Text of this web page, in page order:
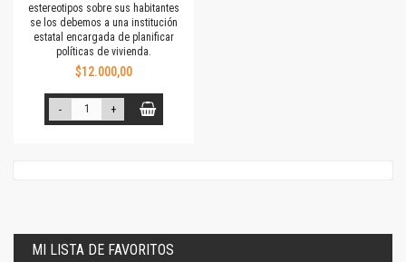
estereotipos sobre sus habitantes
se los debemos a una institución
estatal encargada de planificar
políticas de vivienda.
$12.000,00
- +
MI LISTA DE FAVORITOS